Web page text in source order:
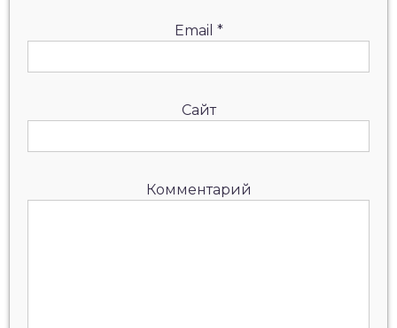
Email *
Сайт
Комментарий